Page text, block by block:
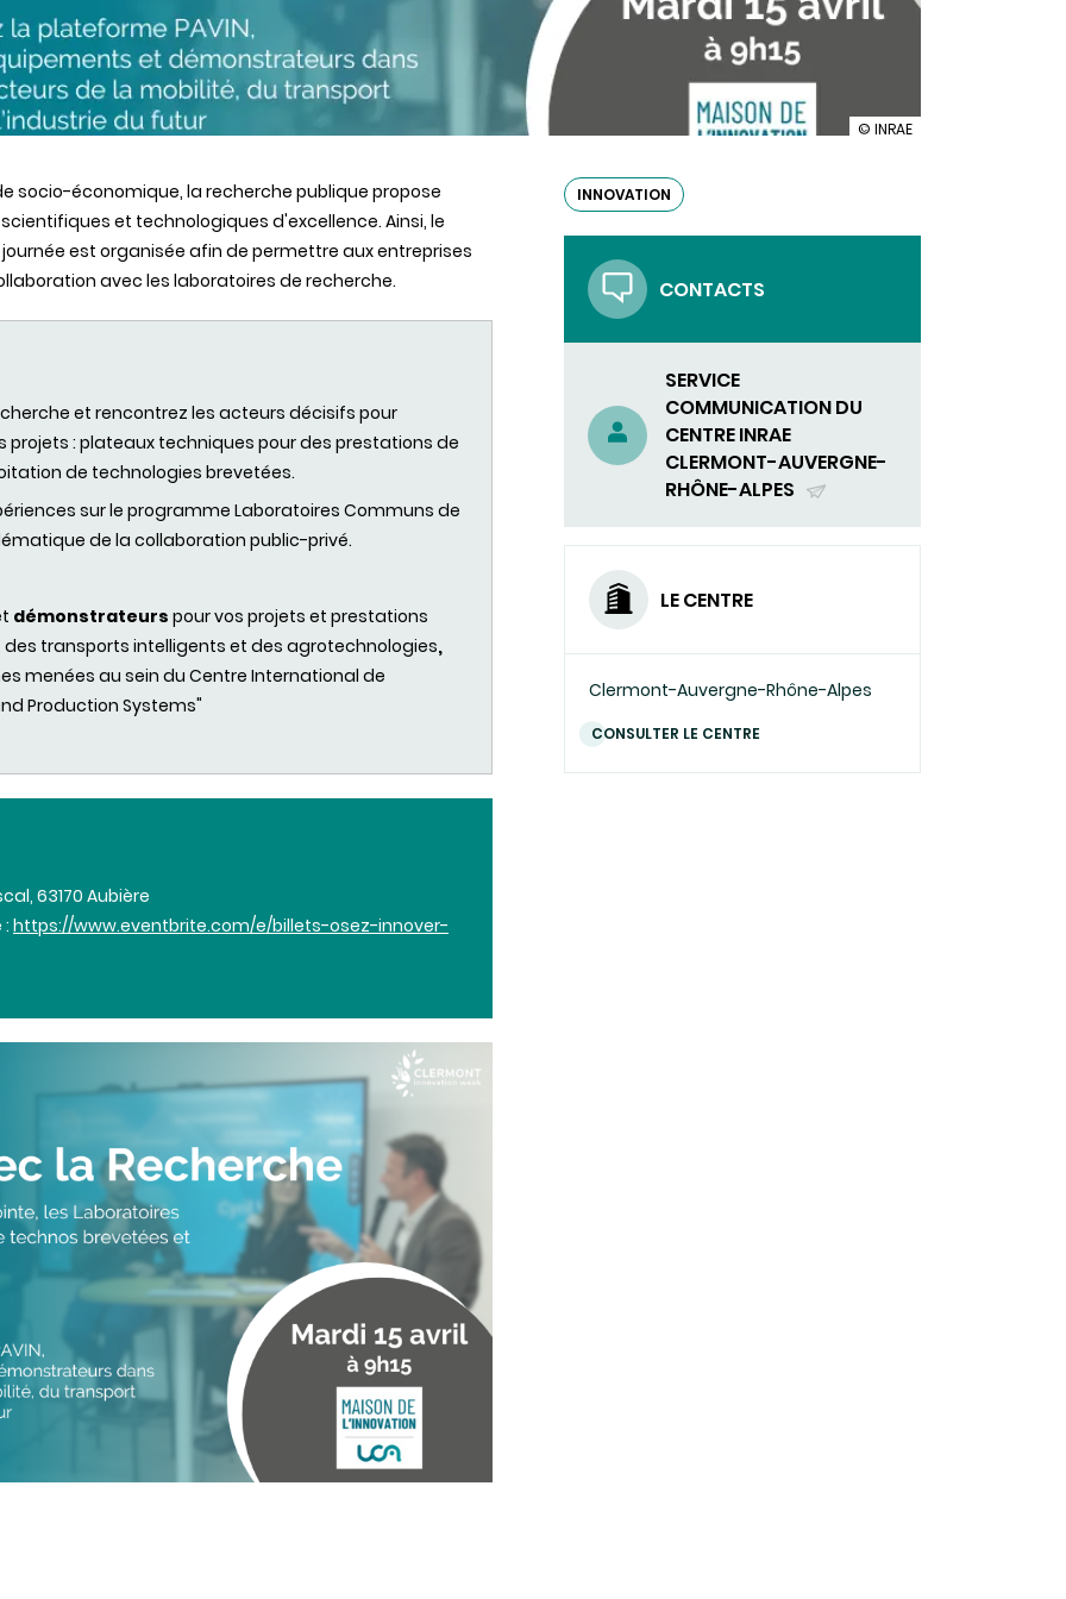
illustration
© INRAE
socio-économique, la recherche publique propose
et technologiques d'excellence. Ainsi, le
est organisée afin de permettre aux entreprises
avec les laboratoires de recherche.
et rencontrez les acteurs décisifs pour
: plateaux techniques pour des prestations de
de technologies brevetées.
sur le programme Laboratoires Communs de
de la collaboration public-privé.
démonstrateurs pour vos projets et prestations
des transports intelligents et des agrotechnologies,
menées au sein du Centre International de
Production Systems"
63170 Aubière
https://www.eventbrite.com/e/billets-osez-innover-
INNOVATION
CONTACTS
SERVICE
COMMUNICATION DU
CENTRE INRAE
CLERMONT-AUVERGNE-
RHÔNE-ALPES
UN
LE CENTRE
Clermont-Auvergne-Rhône-Alpes
CONSULTER LE CENTRE